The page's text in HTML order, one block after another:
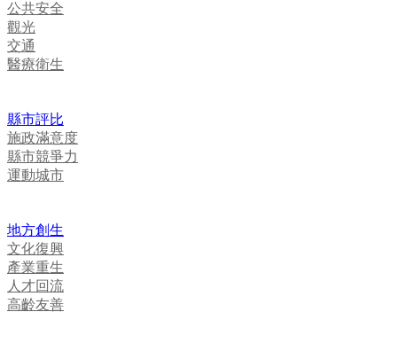
公共安全
觀光
交通
醫療衛生
縣市評比
施政滿意度
縣市競爭力
運動城市
地方創生
文化復興
產業重生
人才回流
高齡友善